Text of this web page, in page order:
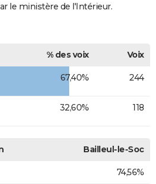
le ministère de l'Intérieur.
% des voix
Voix
67,40% 244
32,60% 118
Bailleul-le-Soc
74,56%